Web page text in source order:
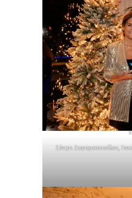
Σάντρα Ζαφειρακοπούλου,